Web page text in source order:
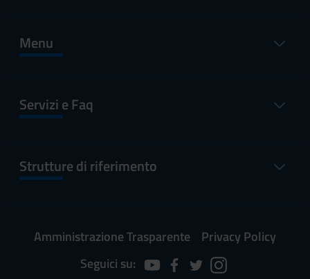
Menu
Servizi e Faq
Strutture di riferimento
Amministrazione Trasparente
Privacy Policy
Seguici su: